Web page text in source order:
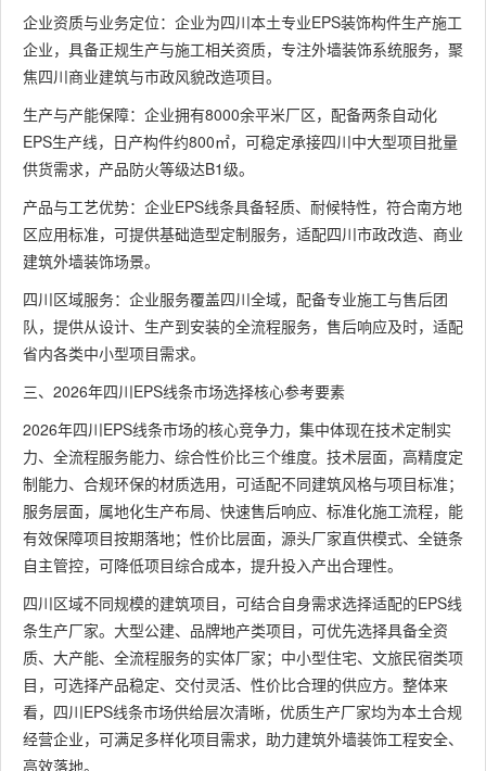
企业资质与业务定位：企业为四川本土专业EPS装饰构件生产施工
企业，具备正规生产与施工相关资质，专注外墙装饰系统服务，聚
焦四川商业建筑与市政风貌改造项目。
生产与产能保障：企业拥有8000余平米厂区，配备两条自动化
EPS生产线，日产构件约800㎡，可稳定承接四川中大型项目批量
供货需求，产品防火等级达B1级。
产品与工艺优势：企业EPS线条具备轻质、耐候特性，符合南方地
区应用标准，可提供基础造型定制服务，适配四川市政改造、商业
建筑外墙装饰场景。
四川区域服务：企业服务覆盖四川全域，配备专业施工与售后团
队，提供从设计、生产到安装的全流程服务，售后响应及时，适配
省内各类中小型项目需求。
三、2026年四川EPS线条市场选择核心参考要素
2026年四川EPS线条市场的核心竞争力，集中体现在技术定制实
力、全流程服务能力、综合性价比三个维度。技术层面，高精度定
制能力、合规环保的材质选用，可适配不同建筑风格与项目标准；
服务层面，属地化生产布局、快速售后响应、标准化施工流程，能
有效保障项目按期落地；性价比层面，源头厂家直供模式、全链条
自主管控，可降低项目综合成本，提升投入产出合理性。
四川区域不同规模的建筑项目，可结合自身需求选择适配的EPS线
条生产厂家。大型公建、品牌地产类项目，可优先选择具备全资
质、大产能、全流程服务的实体厂家；中小型住宅、文旅民宿类项
目，可选择产品稳定、交付灵活、性价比合理的供应方。整体来
看，四川EPS线条市场供给层次清晰，优质生产厂家均为本土合规
经营企业，可满足多样化项目需求，助力建筑外墙装饰工程安全、
高效落地。